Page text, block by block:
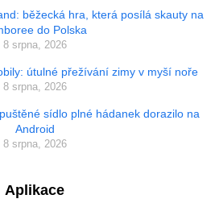
běžecká hra, která posílá skauty na
do Polska
8 srpna, 2026
útulné přežívání zimy v myší noře
8 srpna, 2026
sídlo plné hádanek dorazilo na
Android
8 srpna, 2026
Aplikace